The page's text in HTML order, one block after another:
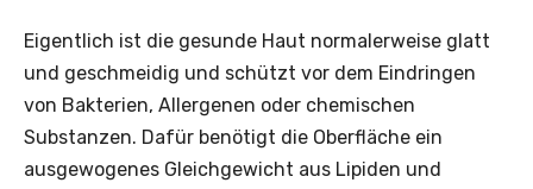
Eigentlich ist die gesunde Haut normalerweise glatt
und geschmeidig und schützt vor dem Eindringen
von Bakterien, Allergenen oder chemischen
Substanzen. Dafür benötigt die Oberfläche ein
ausgewogenes Gleichgewicht aus Lipiden und